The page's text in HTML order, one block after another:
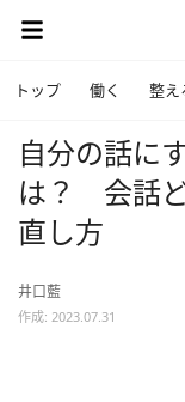
トップ 働く 整え
自分の話に
は？ 会話
直し方
井口藍
作成: 2023.07.31